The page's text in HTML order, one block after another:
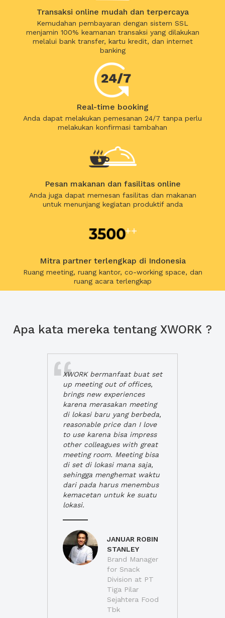
Transaksi online mudah dan terpercaya
Kemudahan pembayaran dengan sistem SSL
menjamin 100% keamanan transaksi yang dilakukan
melalui bank transfer, kartu kredit, dan internet
banking
Real-time booking
Anda dapat melakukan pemesanan 24/7 tanpa perlu
melakukan konfirmasi tambahan
Pesan makanan dan fasilitas online
Anda juga dapat memesan fasilitas dan makanan
untuk menunjang kegiatan produktif anda
Mitra partner terlengkap di Indonesia
Ruang meeting, ruang kantor, co-working space, dan
ruang acara terlengkap
Apa kata mereka tentang XWORK ?
XWORK bermanfaat buat set
up meeting out of offices,
brings new experiences
karena merasakan meeting
di lokasi baru yang berbeda,
reasonable price dan I love
to use karena bisa impress
other colleagues with great
meeting room. Meeting bisa
di set di lokasi mana saja,
sehingga menghemat waktu
dari pada harus menembus
kemacetan untuk ke suatu
lokasi.
JANUAR ROBIN
STANLEY
Brand Manager
for Snack
Division at PT
Tiga Pilar
Sejahtera Food
Tbk